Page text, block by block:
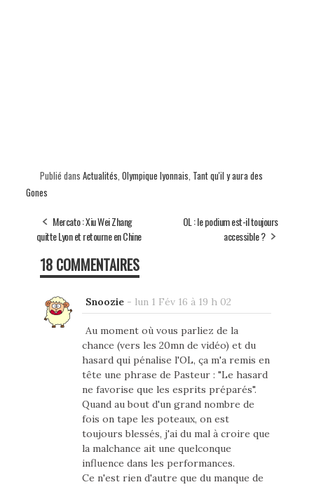
Publié dans Actualités, Olympique lyonnais, Tant qu'il y aura des
Gones
Mercato : Xiu Wei Zhang
quitte Lyon et retourne en Chine
OL : le podium est-il toujours
accessible ?
18 COMMENTAIRES
Snoozie- lun 1 Fév 16 à 19 h 02
Au moment où vous parliez de la
chance (vers les 20mn de vidéo) et du
hasard qui pénalise l'OL, ça m'a remis en
tête une phrase de Pasteur : "Le hasard
ne favorise que les esprits préparés".
Quand au bout d'un grand nombre de
fois on tape les poteaux, on est
toujours blessés, j'ai du mal à croire que
la malchance ait une quelconque
influence dans les performances.
Ce n'est rien d'autre que du manque de